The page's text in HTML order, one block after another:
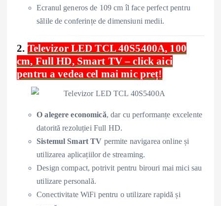
Ecranul generos de 109 cm îl face perfect pentru
sălile de conferințe de dimensiuni medii.
2. Televizor LED TCL 40S5400A, 100
cm, Full HD, Smart TV – click aici
pentru a vedea cel mai mic preț!
O alegere economică, dar cu performanțe excelente
datorită rezoluției Full HD.
Sistemul Smart TV permite navigarea online și
utilizarea aplicațiilor de streaming.
Design compact, potrivit pentru birouri mai mici sau
utilizare personală.
Conectivitate WiFi pentru o utilizare rapidă și